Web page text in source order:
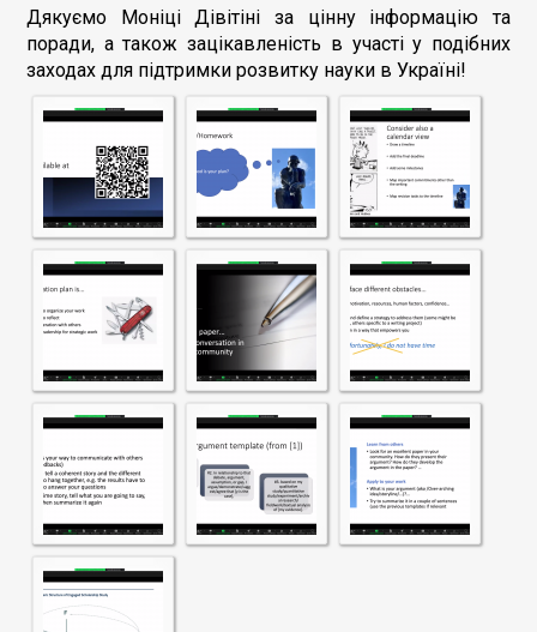
Дякуємо Моніці Дівітіні за цінну інформацію та
поради, а також зацікавленість в участі у подібних
заходах для підтримки розвитку науки в Україні!